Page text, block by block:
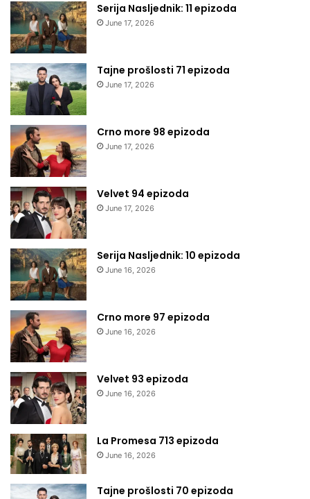
Serija Nasljednik: 11 epizoda
June 17, 2026
Tajne prošlosti 71 epizoda
June 17, 2026
Crno more 98 epizoda
June 17, 2026
Velvet 94 epizoda
June 17, 2026
Serija Nasljednik: 10 epizoda
June 16, 2026
Crno more 97 epizoda
June 16, 2026
Velvet 93 epizoda
June 16, 2026
La Promesa 713 epizoda
June 16, 2026
Tajne prošlosti 70 epizoda